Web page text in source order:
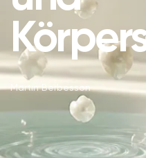
Martin Berbesson